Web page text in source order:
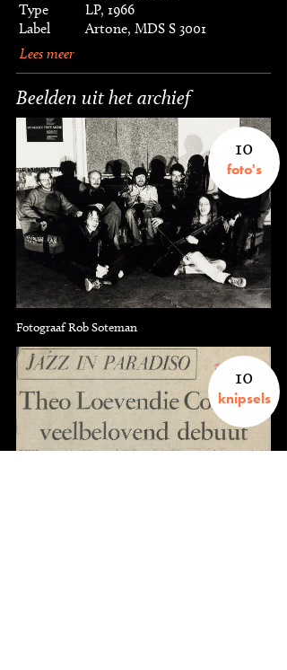
Type
LP, 1966
Label
Artone, MDS S 3001
Lees meer
Beelden uit het archief
10
foto's
Fotograaf Rob Soteman
10
knipsels